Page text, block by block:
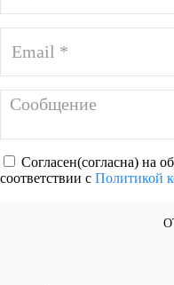
Согласен(согласна) на
соответствии с Политикой